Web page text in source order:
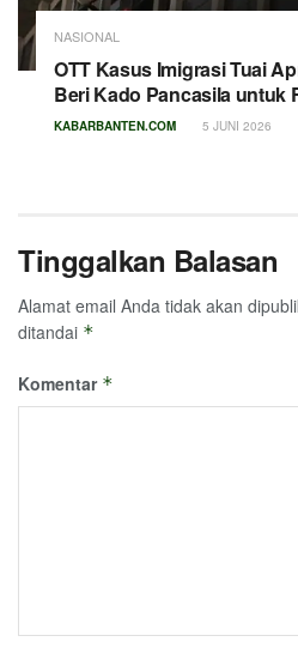
NASIONAL
OTT Kasus Imigrasi Tuai
Beri Kado Pancasila untuk
KABARBANTEN.COM 5 JUNI 2026
Tinggalkan Balasan
Alamat email Anda tidak akan
ditandai *
Komentar *